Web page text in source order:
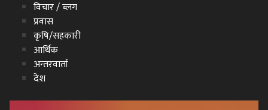
विचार / ब्लग
प्रवास
कृषि/सहकारी
आर्थिक
अन्तरवार्ता
देश